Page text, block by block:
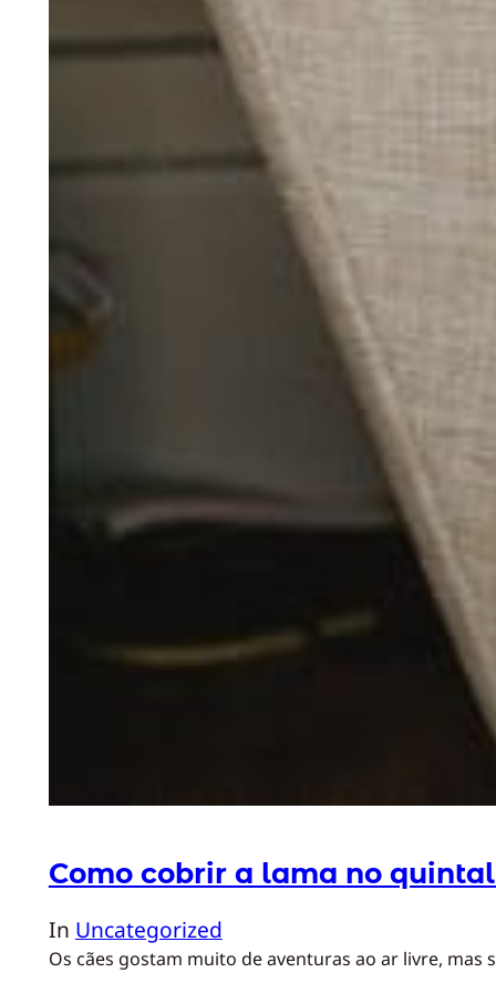
Como cobrir a lama no
In Uncategorized
Os cães gostam muito de aventuras ao ar livre,